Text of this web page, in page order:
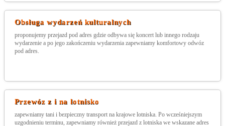
Obsługa wydarzeń kulturalnych
proponujemy przejazd pod adres gdzie odbywa się koncert lub innego rodzaju
wydarzenie a po jego zakończeniu wydarzenia zapewniamy komfortowy odwóz
pod adres.
Przewóz z i na lotnisko
zapewniamy tani i bezpieczny transport na krajowe lotniska. Po wcześniejszym
uzgodnieniu terminu, zapewniamy również przejazd z lotniska we wskazane adres